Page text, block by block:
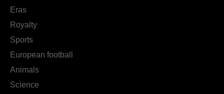
Eras
Royalty
Sports
European football
Animals
Science